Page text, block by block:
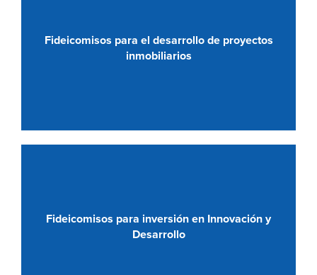
Fideicomisos para el desarrollo de proyectos
inmobiliarios
Fideicomisos para inversión en Innovación y
Desarrollo